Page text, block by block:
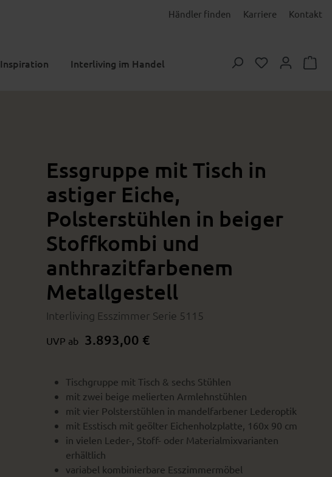
Händler finden Karriere Kontakt
Inspiration Interliving im Handel Du hast 0
Essgruppe mit Tisch in
astiger Eiche,
Polsterstühlen in beiger
Stoffkombi und
anthrazitfarbenem
Metallgestell
Interliving Esszimmer Serie 5115
UVP ab 3.893,00 €
Tischgruppe mit Tisch & sechs Stühlen
mit zwei beige melierten Armlehnstühlen
mit vier Polsterstühlen in mandelfarbener Lederoptik
mit Esstisch mit geölter Eichenholzplatte, 160x 90 cm
in vielen Leder-, Stoff- oder Materialmixvarianten
erhältlich
variabel kombinierbare Esszimmermöbel